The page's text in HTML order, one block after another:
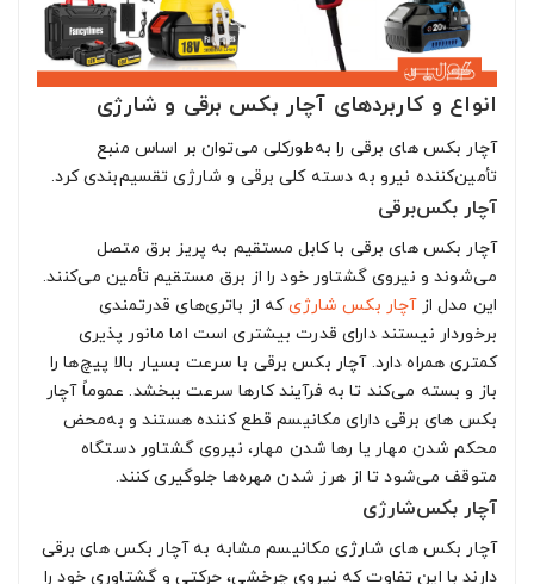
انواع و کاربردهای آچار بکس برقی و شارژی
آچار بکس های برقی را به‌طورکلی می‌توان بر اساس منبع
تأمین‌کننده نیرو به دسته کلی برقی و شارژی تقسیم‌بندی کرد.
آچار بکس‌برقی
آچار بکس های برقی با کابل مستقیم به پریز برق متصل
می‌شوند و نیروی گشتاور خود را از برق مستقیم تأمین می‌کنند.
این مدل ازآچار بکس شارژیکه از باتری‌های قدرتمندی
برخوردار نیستند دارای قدرت بیشتری است اما مانور پذیری
کمتری همراه دارد. آچار بکس برقی با سرعت بسیار بالا پیچ‌ها را
باز و بسته می‌کند تا به فرآیند کارها سرعت ببخشد. عموماً آچار
بکس های برقی دارای مکانیسم قطع کننده هستند و به‌محض
محکم شدن مهار یا رها شدن مهار، نیروی گشتاور دستگاه
متوقف می‌شود تا از هرز شدن مهره‌ها جلوگیری کنند.
آچار بکس‌شارژی
آچار بکس های شارژی مکانیسم مشابه به آچار بکس های برقی
دارند با این تفاوت که نیروی چرخشی، حرکتی و گشتاوری خود را